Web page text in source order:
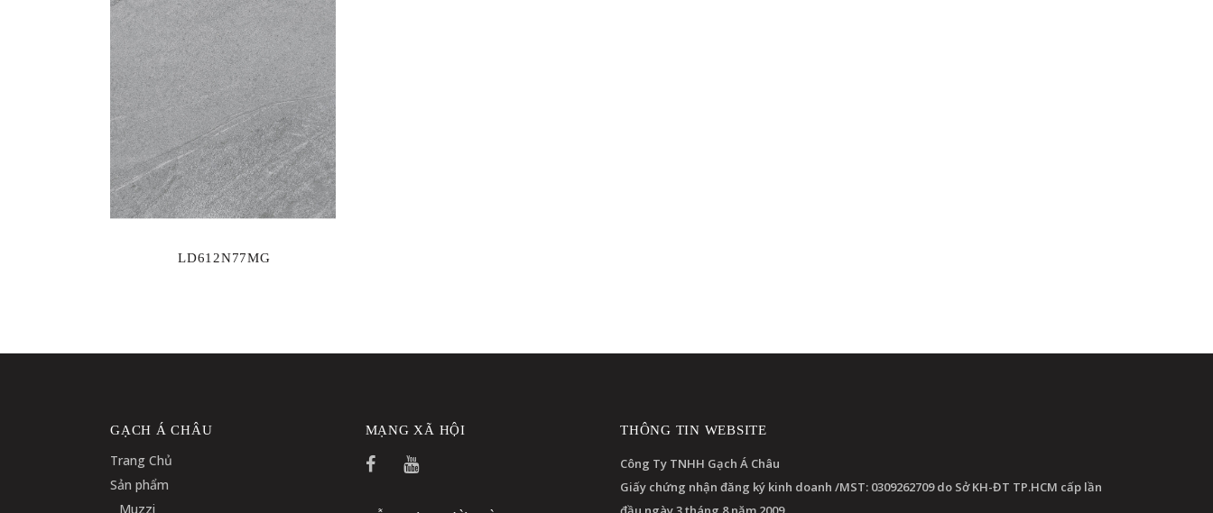
LD612N77MG
GẠCH Á CHÂU
Trang Chủ
Sản phẩm
Muzzi
MẠNG XÃ HỘI THÔNG TIN WEBSITE
Công Ty TNHH Gạch Á Châu
Giấy chứng nhận đăng ký kinh doanh /MST: 0309262709 do Sở KH-ĐT TP.HCM cấp lần